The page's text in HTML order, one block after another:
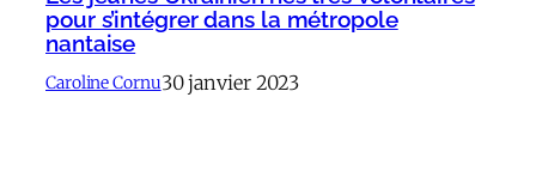
pour s’intégrer dans la métropole
nantaise
Caroline Cornu30 janvier 2023